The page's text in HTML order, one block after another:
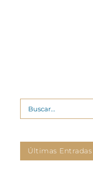
Buscar:
Últimas Entradas